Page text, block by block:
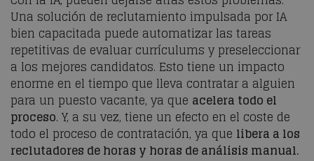
Una solución de reclutamiento impulsada por IA
bien capacitada puede automatizar las tareas
repetitivas de evaluar currículums y preseleccionar
a los mejores candidatos. Esto tiene un impacto
enorme en el tiempo que lleva contratar a alguien
para un puesto vacante, ya que acelera todo el
proceso. Y, a su vez, tiene un efecto en el coste de
todo el proceso de contratación, ya que libera a los
reclutadores de horas y horas de análisis manual.